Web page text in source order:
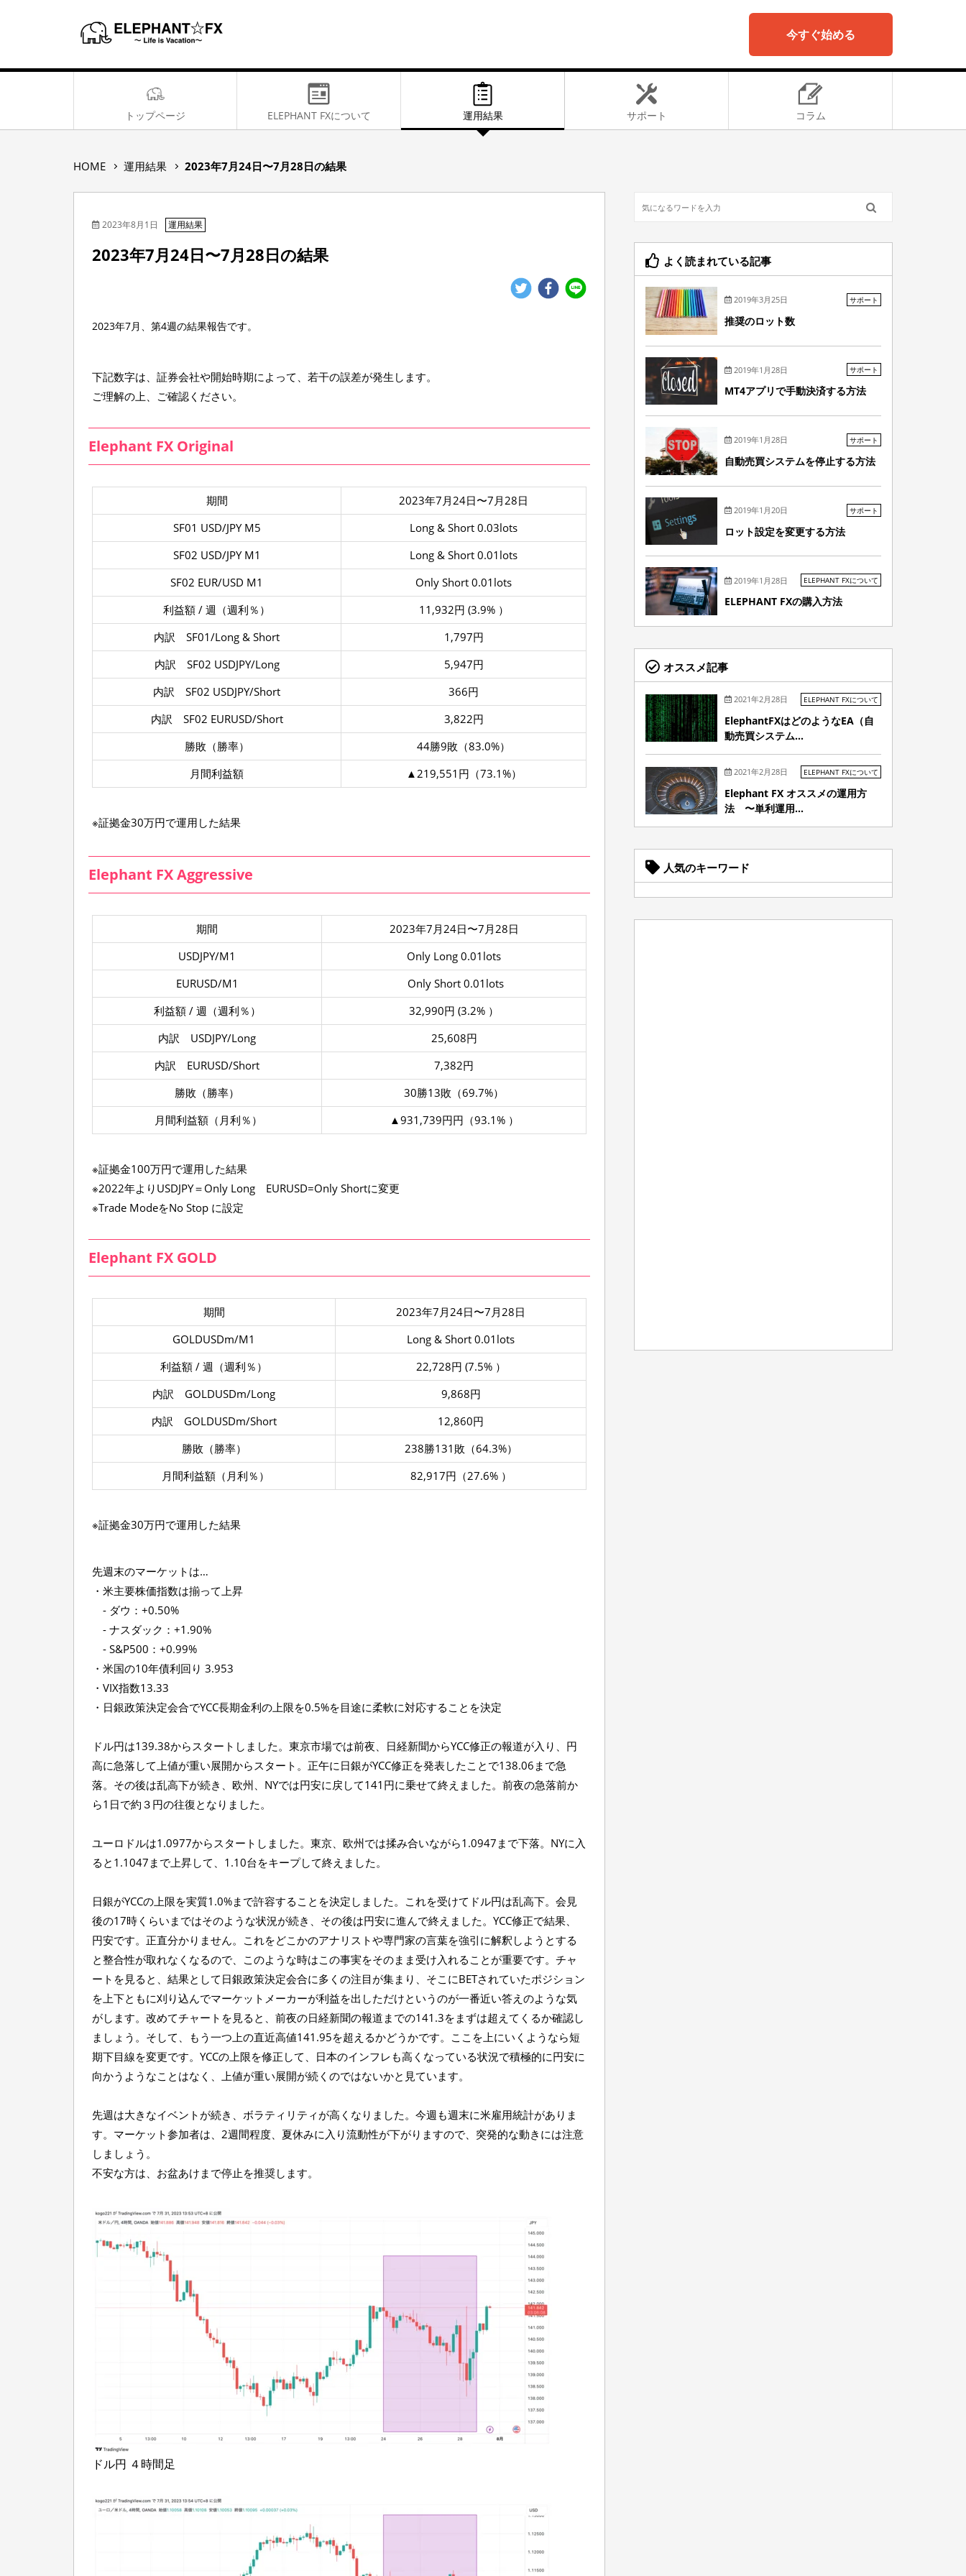
今すぐ始める
トップページ ELEPHANT FXについて 運用結果 サポート コラム
HOME2
2
年
月
7
8
日
運用結果 2023年7月24日〜7月28日の結果
2023年8月1日 運用結果
2023年7月24日〜7月28日の結果
2023年7月、第4週の結果報告です。
下記数字は、証券会社や開始時期によって、若干の誤差が発生します。
ご理解の上、ご確認ください。
Elephant FX Original
期間
2023年7月24日〜7月28日
SF01 USD/JPY M5
Long & Short 0.03lots
SF02 USD/JPY M1
Long & Short 0.01lots
SF02 EUR/USD M1
Only Short 0.01lots
利益額 / 週（週利％）
11,932円 (3.9% ）
内訳 SF01/Long & Short
1,797円
内訳 SF02 USDJPY/Long
5,947円
内訳 SF02 USDJPY/Short
366円
内訳 SF02 EURUSD/Short
3,822円
勝敗（勝率）
44勝9敗（83.0%）
月間利益額
▲219,551円（73.1%）
※証拠金30万円で運用した結果
Elephant FX Aggressive
期間
2023年7月24日〜7月28日
USDJPY/M1
Only Long 0.01lots
EURUSD/M1
Only Short 0.01lots
利益額 / 週（週利％）
32,990円 (3.2% ）
内訳 USDJPY/Long
25,608円
内訳 EURUSD/Short
7,382円
勝敗（勝率）
30勝13敗（69.7%）
月間利益額（月利％）
▲931,739円円（93.1% ）
※証拠金100万円で運用した結果
※2022年よりUSDJPY＝Only Long EURUSD=Only Shortに変更
※Trade ModeをNo Stop に設定
Elephant FX GOLD
期間
2023年7月24日〜7月28日
GOLDUSDm/M1
Long & Short 0.01lots
利益額 / 週（週利％）
22,728円 (7.5% ）
内訳 GOLDUSDm/Long
9,868円
内訳 GOLDUSDm/Short
12,860円
勝敗（勝率）
238勝131敗（64.3%）
月間利益額（月利％）
82,917円（27.6% ）
※証拠金30万円で運用した結果
先週末のマーケットは…
・米主要株価指数は揃って上昇
- ダウ：+0.50%
- ナスダック：+1.90%
- S&P500：+0.99%
・米国の10年債利回り 3.953
・VIX指数13.33
・日銀政策決定会合でYCC長期金利の上限を0.5%を目途に柔軟に対応することを決定
ドル円は139.38からスタートしました。東京市場では前夜、日経新聞からYCC修正の報道が入り、円
高に急落して上値が重い展開からスタート。正午に日銀がYCC修正を発表したことで138.06まで急
落。その後は乱高下が続き、欧州、NYでは円安に戻して141円に乗せて終えました。前夜の急落前か
ら1日で約３円の往復となりました。
ユーロドルは1.0977からスタートしました。東京、欧州では揉み合いながら1.0947まで下落。NYに入
ると1.1047まで上昇して、1.10台をキープして終えました。
日銀がYCCの上限を実質1.0%まで許容することを決定しました。これを受けてドル円は乱高下。会見
後の17時くらいまではそのような状況が続き、その後は円安に進んで終えました。YCC修正で結果、
円安です。正直分かりません。これをどこかのアナリストや専門家の言葉を強引に解釈しようとする
と整合性が取れなくなるので、このような時はこの事実をそのまま受け入れることが重要です。チャ
ートを見ると、結果として日銀政策決定会合に多くの注目が集まり、そこにBETされていたポジション
を上下ともに刈り込んでマーケットメーカーが利益を出しただけというのが一番近い答えのような気
がします。改めてチャートを見ると、前夜の日経新聞の報道までの141.3をまずは超えてくるか確認し
ましょう。そして、もう一つ上の直近高値141.95を超えるかどうかです。ここを上にいくようなら短
期下目線を変更です。YCCの上限を修正して、日本のインフレも高くなっている状況で積極的に円安に
向かうようなことはなく、上値が重い展開が続くのではないかと見ています。
先週は大きなイベントが続き、ボラティリティが高くなりました。今週も週末に米雇用統計がありま
す。マーケット参加者は、2週間程度、夏休みに入り流動性が下がりますので、突発的な動きには注意
しましょう。
不安な方は、お盆あけまで停止を推奨します。
ドル円 ４時間足
よく読まれている記事
2019年3月25日 サポート
推奨のロット数
2019年1月28日 サポート
MT4アプリで手動決済する方法
2019年1月28日 サポート
自動売買システムを停止する方法
2019年1月20日 サポート
ロット設定を変更する方法
2019年1月28日 ELEPHANT FXについて
ELEPHANT FXの購入方法
オススメ記事
2021年2月28日 ELEPHANT FXについて
ElephantFXはどのようなEA（自
動売買システム...
2021年2月28日 ELEPHANT FXについて
Elephant FX オススメの運用方
法 〜単利運用...
人気のキーワード